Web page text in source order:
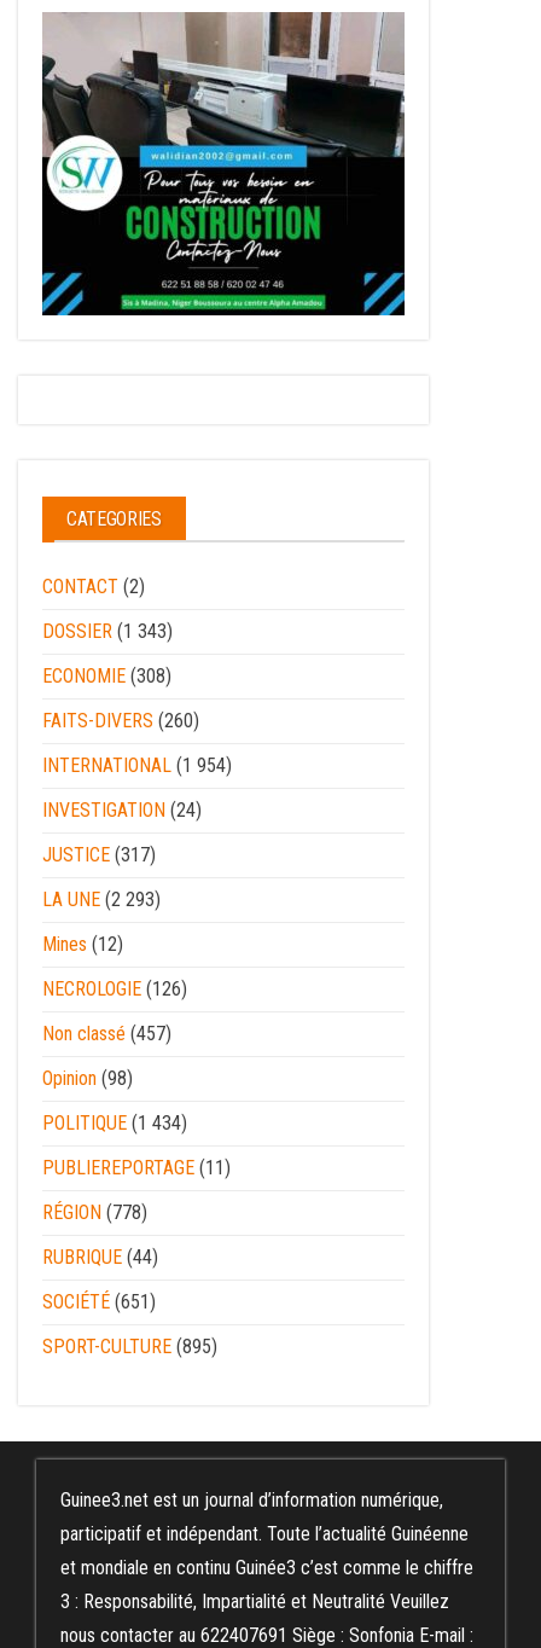
CATEGORIES
CONTACT (2)
DOSSIER (1 343)
ECONOMIE (308)
FAITS-DIVERS (260)
INTERNATIONAL (1 954)
INVESTIGATION (24)
JUSTICE (317)
LA UNE (2 293)
Mines (12)
NECROLOGIE (126)
Non classé (457)
Opinion (98)
POLITIQUE (1 434)
PUBLIEREPORTAGE (11)
RÉGION (778)
RUBRIQUE (44)
SOCIÉTÉ (651)
SPORT-CULTURE (895)
Guinee3.net est un journal d’information numérique,
participatif et indépendant. Toute l’actualité Guinéenne
et mondiale en continu Guinée3 c’est comme le chiffre
3 : Responsabilité, Impartialité et Neutralité Veuillez
nous contacter au 622407691 Siège : Sonfonia E-mail :